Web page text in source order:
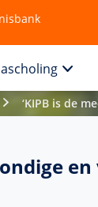
‘KIPB is de